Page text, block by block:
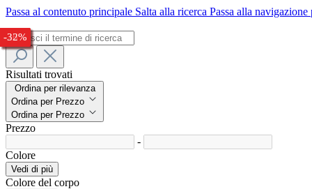
Passa al contenuto principale Salta alla ricerca Passa alla
Risultati trovati
Ordina per rilevanza
Ordina per Prezzo
Ordina per Prezzo
Prezzo
-
Colore
Vedi di più
Colore del corpo
-29%
-25%
-27%
-25%
-28%
-38%
-37%
-26%
-32%